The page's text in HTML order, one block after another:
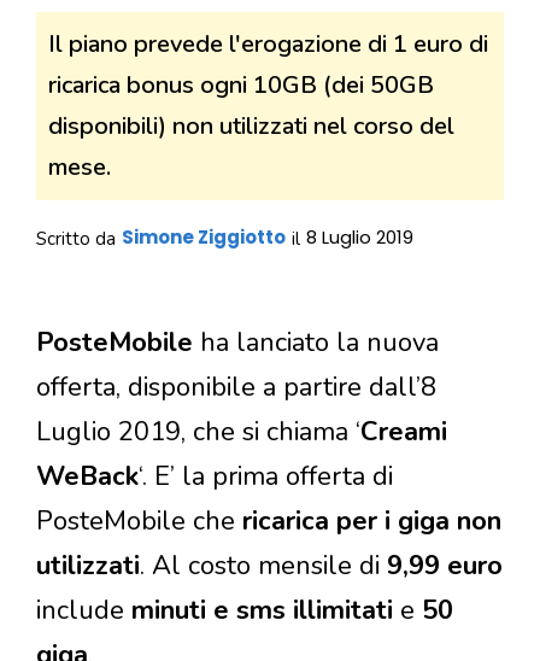
Il piano prevede l'erogazione di 1 euro di
ricarica bonus ogni 10GB (dei 50GB
disponibili) non utilizzati nel corso del
mese.
Scritto da Simone Ziggiotto il 8 Luglio 2019
PosteMobile ha lanciato la nuova
offerta, disponibile a partire dall’8
Luglio 2019, che si chiama ‘Creami
WeBack‘. E’ la prima offerta di
PosteMobile che ricarica per i giga non
utilizzati. Al costo mensile di 9,99 euro
include minuti e sms illimitati e 50